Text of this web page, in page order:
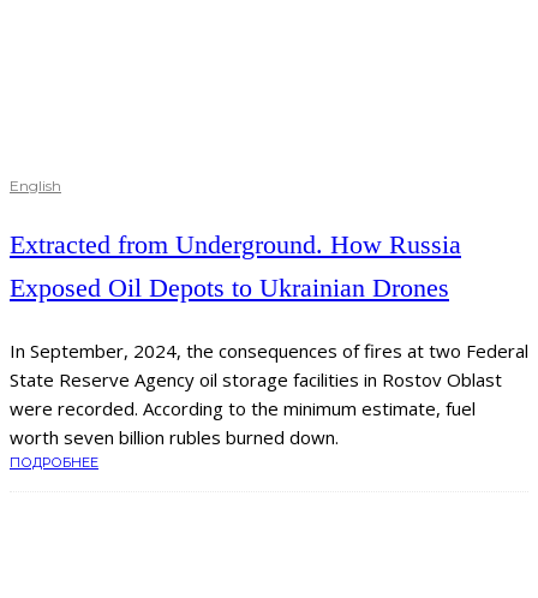
English
Extracted from Underground. How Russia
Exposed Oil Depots to Ukrainian Drones
In September, 2024, the consequences of fires at two Federal
State Reserve Agency oil storage facilities in Rostov Oblast
were recorded. According to the minimum estimate, fuel
worth seven billion rubles burned down.
ПОДРОБНЕЕ